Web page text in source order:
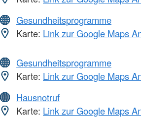
Gesundheitsprogramme
Karte: Link zur Google Maps
Gesundheitsprogramme
Karte: Link zur Google Maps
Hausnotruf
Karte: Link zur Google Maps